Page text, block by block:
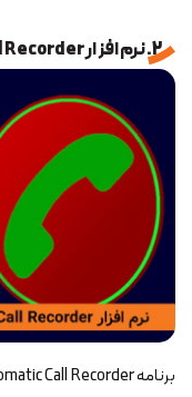
2. نرم افزار Automatic Call Recorder